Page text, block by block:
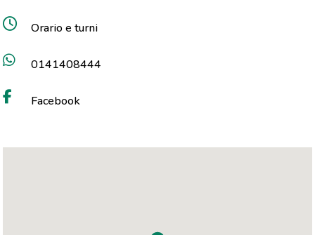
Orario e turni
0141408444
Facebook